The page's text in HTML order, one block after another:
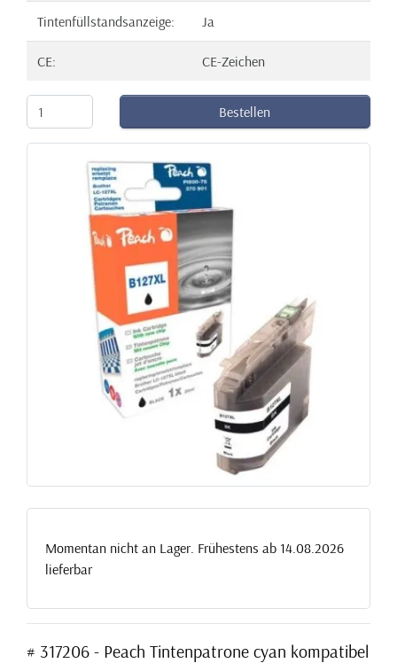
Tintenfüllstandsanzeige: Ja
CE: CE-Zeichen
Bestellen
Momentan nicht an Lager. Frühestens ab 14.08.2026
lieferbar
# 317206 - Peach Tintenpatrone cyan kompatibel